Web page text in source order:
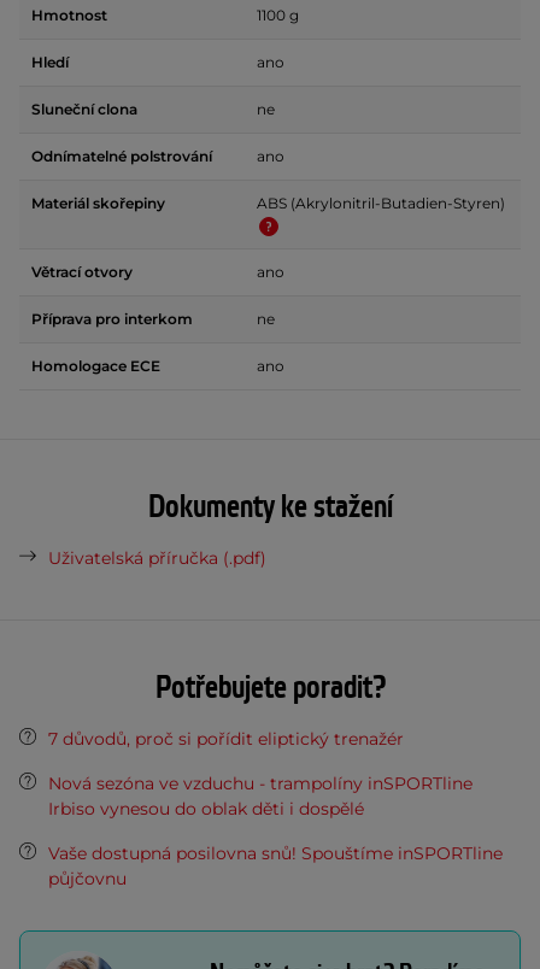
Hmotnost 1100 g
Hledí ano
Sluneční clona ne
Odnímatelné polstrování ano
Materiál skořepiny ABS (Akrylonitril-Butadien-Styren)
Větrací otvory ano
Příprava pro interkom ne
Homologace ECE ano
Dokumenty ke stažení
Uživatelská příručka (.pdf)
Potřebujete poradit?
7 důvodů, proč si pořídit eliptický trenažér
Nová sezóna ve vzduchu - trampolíny inSPORTline
Irbiso vynesou do oblak děti i dospělé
Vaše dostupná posilovna snů! Spouštíme inSPORTline
půjčovnu